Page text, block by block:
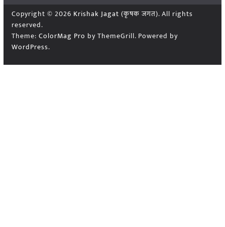
Copyright © 2026 Krishak Jagat (कृषक जगत). All rights
reserved.
Theme: ColorMag Pro by ThemeGrill. Powered by
WordPress.